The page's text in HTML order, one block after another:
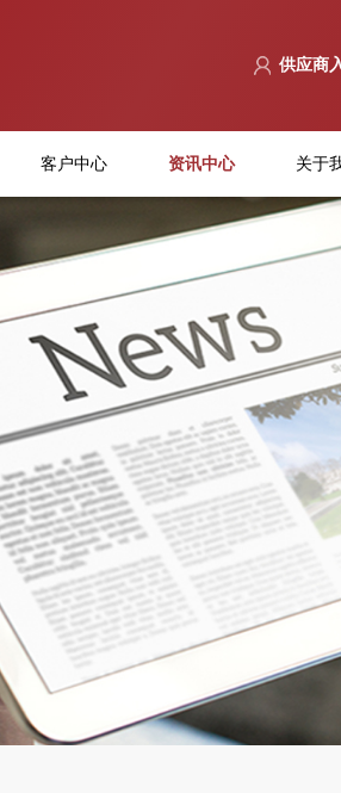
供应商
客户中心 资讯中心 关于